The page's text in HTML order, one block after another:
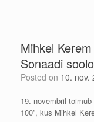
Mihkel
Sonaadi
Posted on 10. nov.
19. novembril
100”, kus Mihkel